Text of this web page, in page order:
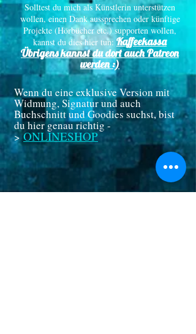
Solltest du mich als Künstlerin unterstützen
wollen, einen Dank aussprechen oder künftige
Projekte (Hörbücher etc.) supporten wollen,
kannst du dies hier tun: Kaffeekassa
Übrigens kannst du dort auch Patreon
werden :)
Wenn du eine exklusive Version mit
Widmung, Signatur und auch
Buchschnitt und Goodies suchst, bist
du hier genau richtig -
> ONLINESHOP